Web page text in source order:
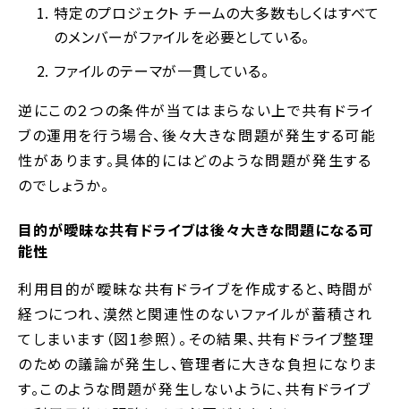
特定のプロジェクト チームの大多数もしくはすべて
のメンバーがファイルを必要としている。
ファイルのテーマが一貫している。
逆にこの２つの条件が当てはまらない上で共有ドライ
ブの運用を行う場合、後々大きな問題が発生する可能
性があります。具体的にはどのような問題が発生する
のでしょうか。
目的が曖昧な共有ドライブは後々大きな問題になる可
能性
利用目的が曖昧な共有ドライブを作成すると、時間が
経つにつれ、漠然と関連性のないファイルが蓄積され
てしまいます（図1参照）。その結果、共有ドライブ整理
のための議論が発生し、管理者に大きな負担になりま
す。このような問題が発生しないように、共有ドライブ